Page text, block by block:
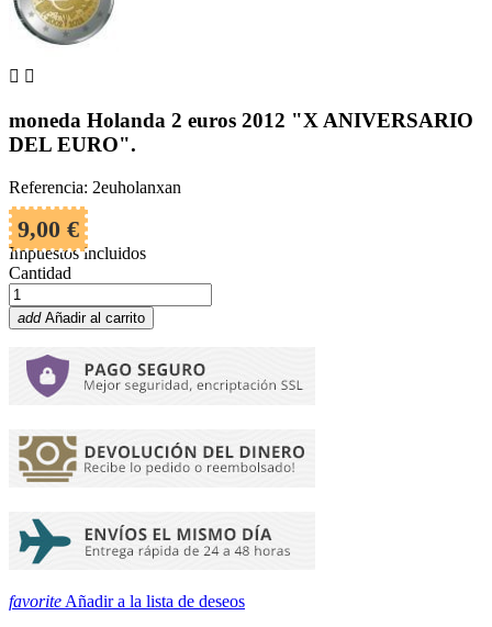
 
moneda Holanda 2 euros 2012 "X ANIVERSARIO
DEL EURO".
Referencia: 2euholanxan
9,00 €
Impuestos incluidos
Cantidad
add Añadir al carrito
favorite Añadir a la lista de deseos